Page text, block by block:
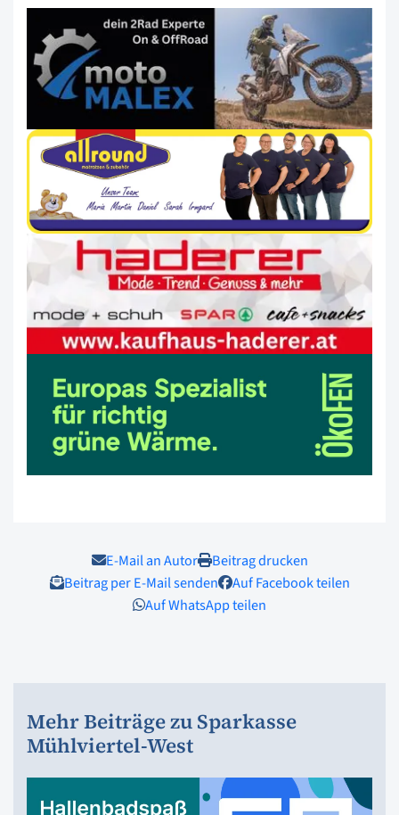
E-Mail an Autor
Beitrag drucken
Beitrag per E-Mail senden
Auf Facebook teilen
Auf WhatsApp teilen
Mehr Beiträge zu Sparkasse
Mühlviertel-West